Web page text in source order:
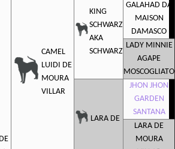
CAMEL
LUIDI DE
MOURA
VILLAR
KING
SCHWARZ
AKA
SCHWARZ
GALAHAD DA
MAISON
DAMASCO
LADY MINNIE
AGAPE
MOSCOGLIATO
LARA DE
JHON JHON
GARDEN
SANTANA
LARA DE
MOURA